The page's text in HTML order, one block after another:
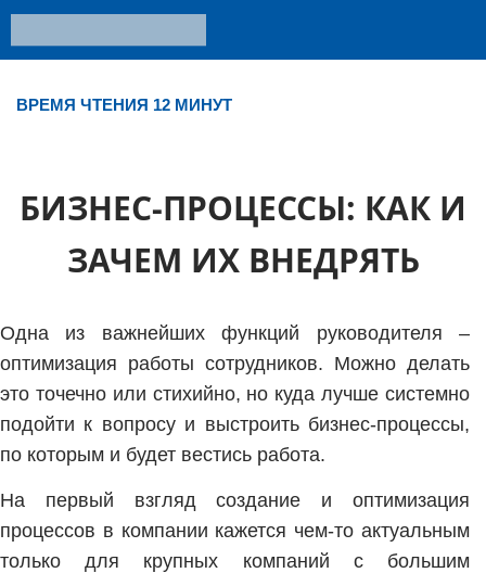
ВРЕМЯ ЧТЕНИЯ 12 МИНУТ
БИЗНЕС-ПРОЦЕССЫ: КАК И
ЗАЧЕМ ИХ ВНЕДРЯТЬ
Одна из важнейших функций руководителя –
оптимизация работы сотрудников. Можно делать
это точечно или стихийно, но куда лучше системно
подойти к вопросу и выстроить бизнес-процессы,
по которым и будет вестись работа.
На первый взгляд создание и оптимизация
процессов в компании кажется чем-то актуальным
только для крупных компаний с большим